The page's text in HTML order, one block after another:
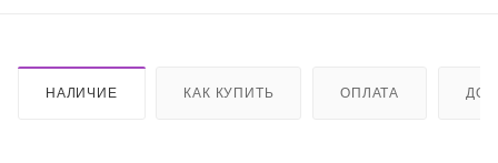
НАЛИЧИЕ КАК КУПИТЬ ОПЛАТА